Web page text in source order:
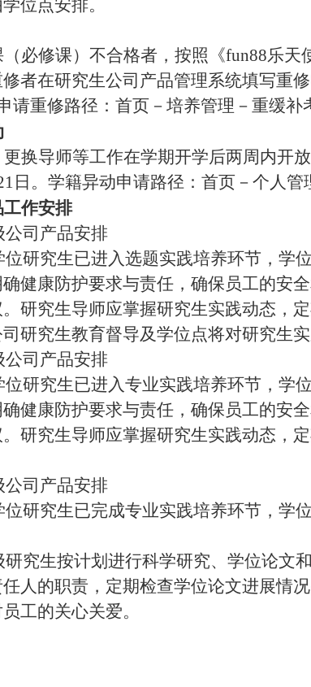
位点安排。
必修课）不合格者，按照《fun88乐天
者在研究生公司产品管理系统填写重
请重修路径：首页－培养管理－重缓补
换导师等工作在学期开学后两周内开
日。学籍异动申请路径：首页－个人管
作安排
公司产品安排
位研究生已进入选题实践培养环节，学
健康防护要求与责任，确保员工的安
研究生导师应掌握研究生实践动态，
研究生教育督导及学位点将对研究生实
公司产品安排
位研究生已进入专业实践培养环节，学
健康防护要求与责任，确保员工的安
研究生导师应掌握研究生实践动态，
公司产品安排
位研究生已完成专业实践培养环节，学
研究生按计划进行科学研究、学位论文
人的职责，定期检查学位论文进展情
工的关心关爱。